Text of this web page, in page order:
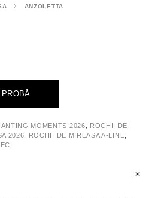
ANZOLETTA
MOMENTS 2026
ROCHII DE
2026 ROCHII DE MIREASA A-LINE